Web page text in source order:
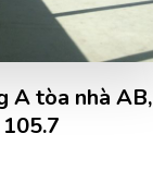
A tòa nhà AB,